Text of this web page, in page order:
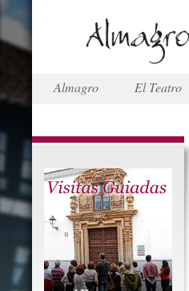
Almagro El Teatro